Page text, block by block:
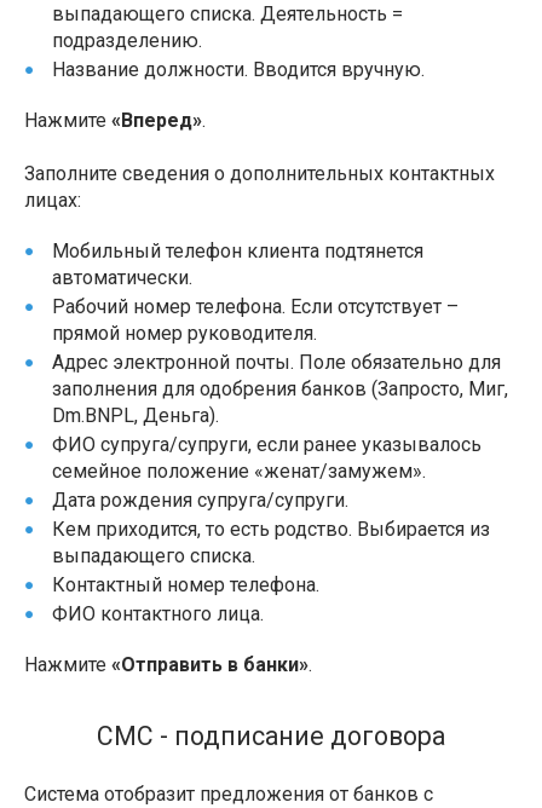
выпадающего списка. Деятельность =
подразделению.
Название должности. Вводится вручную.
Нажмите «Вперед».
Заполните сведения о дополнительных контактных
лицах:
Мобильный телефон клиента подтянется
автоматически.
Рабочий номер телефона. Если отсутствует –
прямой номер руководителя.
Адрес электронной почты. Поле обязательно для
заполнения для одобрения банков (Запросто, Миг,
Dm.BNPL, Деньга).
ФИО супруга/супруги, если ранее указывалось
семейное положение «женат/замужем».
Дата рождения супруга/супруги.
Кем приходится, то есть родство. Выбирается из
выпадающего списка.
Контактный номер телефона.
ФИО контактного лица.
Нажмите «Отправить в банки».
СМС - подписание договора
Система отобразит предложения от банков с